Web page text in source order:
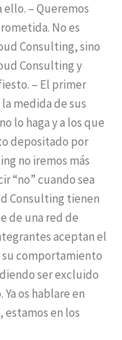
– Queremos
No es
Consulting, sino
Consulting y
– El primer
medida de sus
lo haga y a los que
depositado por
no iremos más
“no” cuando sea
Consulting tienen
de una red de
aceptan el
comportamiento
ser excluido
os hablare en
en los